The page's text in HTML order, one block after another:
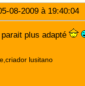
08-2009 à
plus adapté
lusitano